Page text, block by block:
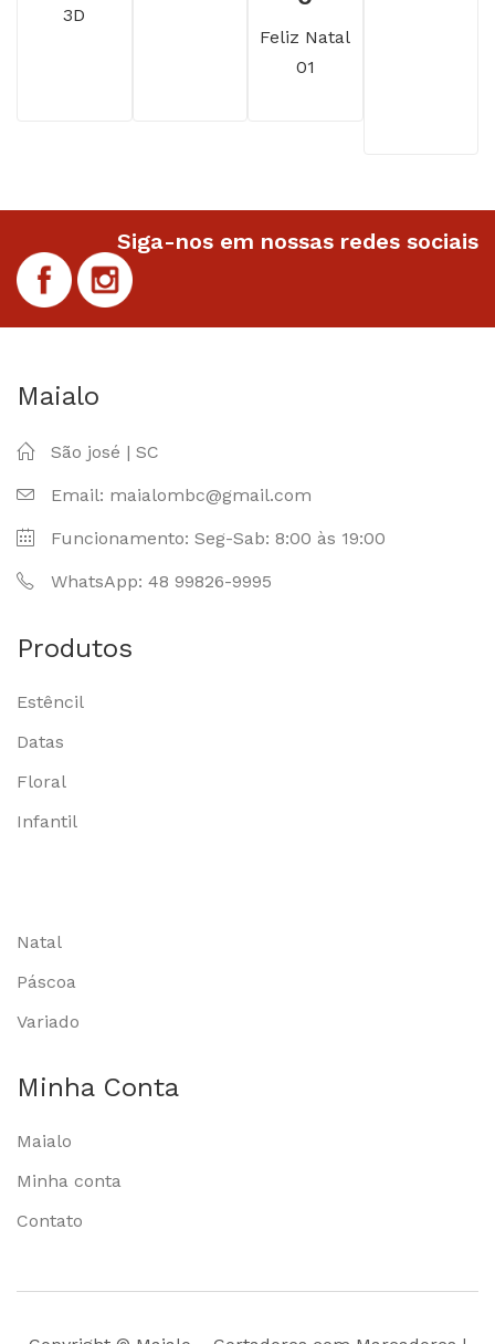
3D
de
preço:
Feliz Natal
01
Siga-nos em nossas redes sociais
Maialo
São josé | SC
Email: maialombc@gmail.com
Funcionamento: Seg-Sab: 8:00 às 19:00
WhatsApp: 48 99826-9995
Produtos
Estêncil
Datas
Floral
Infantil
Natal
Páscoa
Variado
Minha Conta
Maialo
Minha conta
Contato